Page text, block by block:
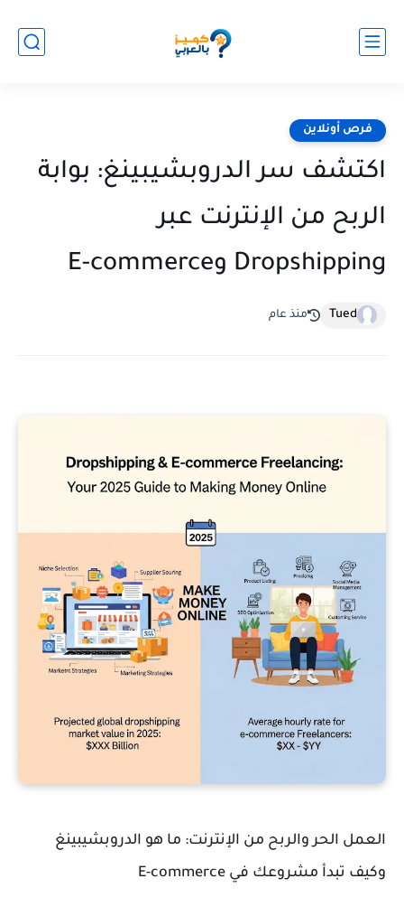
فرص أونلاين
اكتشف سر الدروبشيبينغ: بوابة
الربح من الإنترنت عبر
Dropshipping وE-commerce
Tued منذ عام
العمل الحر والربح من الإنترنت: ما هو الدروبشيبينغ
وكيف تبدأ مشروعك في E-commerce